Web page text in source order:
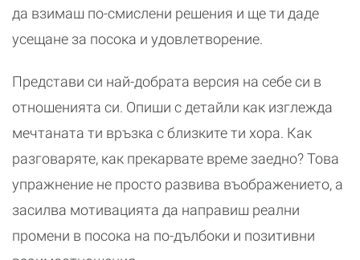
да взимаш по-смислени решения и ще ти даде
усещане за посока и удовлетворение.
Представи си най-добрата версия на себе си в
отношенията си. Опиши с детайли как изглежда
мечтаната ти връзка с близките ти хора. Как
разговаряте, как прекарвате време заедно? Това
упражнение не просто развива въображението, а
засилва мотивацията да направиш реални
промени в посока на по-дълбоки и позитивни